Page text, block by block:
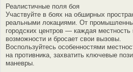
Реалистичные поля боя
Участвуйте в боях на обширных
реальными локациями. От
городских центров — каждая местность
возможности и бросает свои вызовы.
Воспользуйтесь особенностями
на противника, захватить ключевые
маневры.